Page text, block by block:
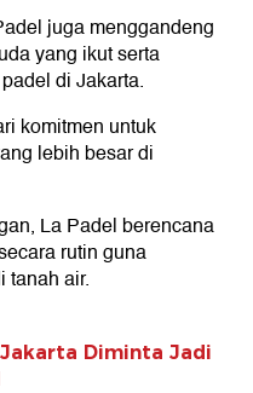
juga menggandeng
yang ikut serta
di Jakarta.
komitmen untuk
lebih besar di
La Padel berencana
rutin guna
tanah air.
Diminta Jadi